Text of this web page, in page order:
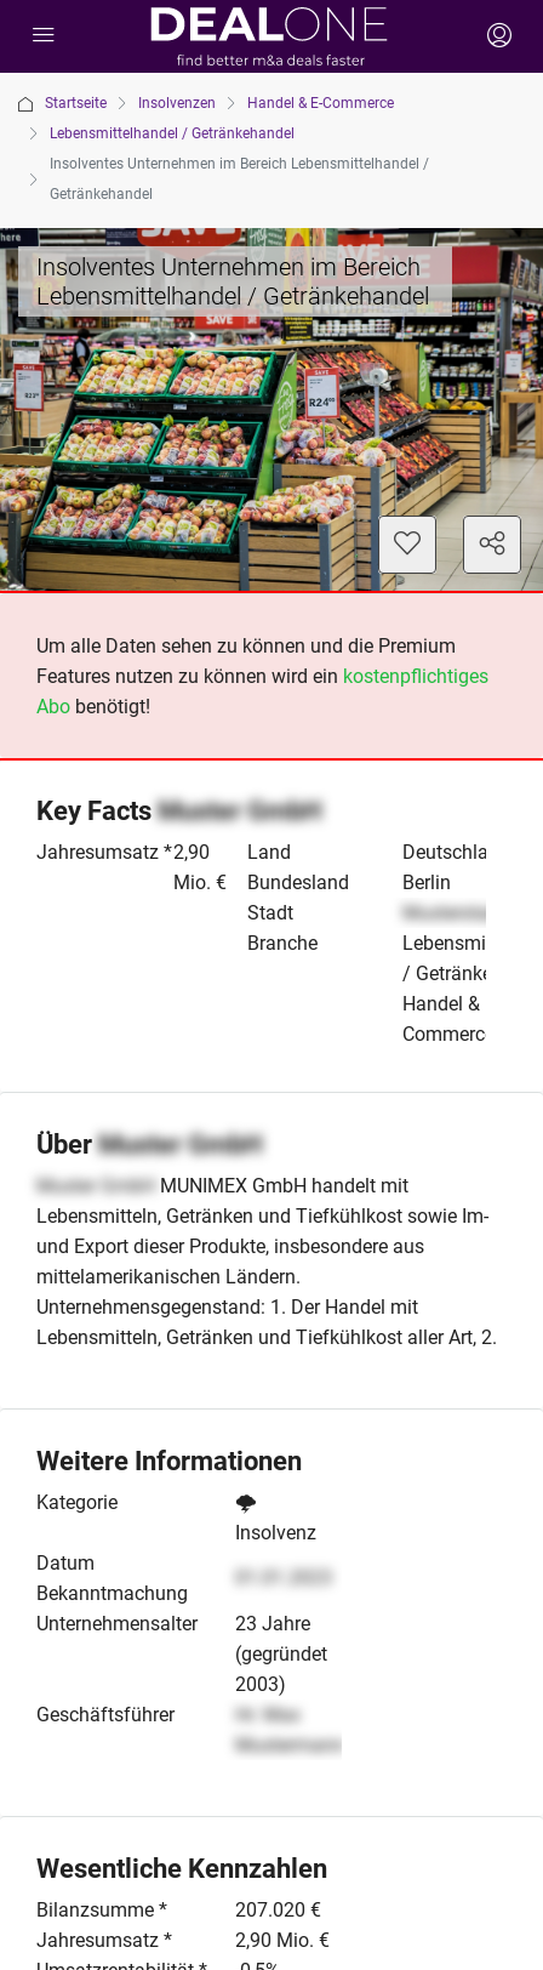
Startseite Insolvenzen
Handel & E-Commerce
Lebensmittelhandel / Getränkehandel
Insolventes Unternehmen im Bereich Lebensmittelhandel /
Getränkehandel
Insolventes Unternehmen im Bereich
Lebensmittelhandel / Getränkehandel
Um alle Daten sehen zu können und die Premium
Features nutzen zu können wird ein kostenpflichtiges
Abo benötigt!
Key FactsMuster GmbH
Jahresumsatz *2,90
Mio. €
Land
Deutschland
Bundesland
Berlin
Stadt
Musterstadt
Branche
/
Handel & E-
Commerce
ÜberMuster GmbH
Muster GmbH MUNIMEX GmbH handelt mit
Lebensmitteln, Getränken und Tiefkühlkost sowie Im-
und Export dieser Produkte, insbesondere aus
mittelamerikanischen Ländern.
Unternehmensgegenstand: 1. Der Handel mit
Lebensmitteln, Getränken und Tiefkühlkost aller Art, 2.
Weitere Informationen
Kategorie
🌩️
Insolvenz
Datum
Bekanntmachung
Unternehmensalter
23 Jahre
(gegründet
2003)
Geschäftsführer
Hr. Max
Mustermann
Wesentliche Kennzahlen
Bilanzsumme *
207.020 €
Jahresumsatz *
2,90 Mio. €